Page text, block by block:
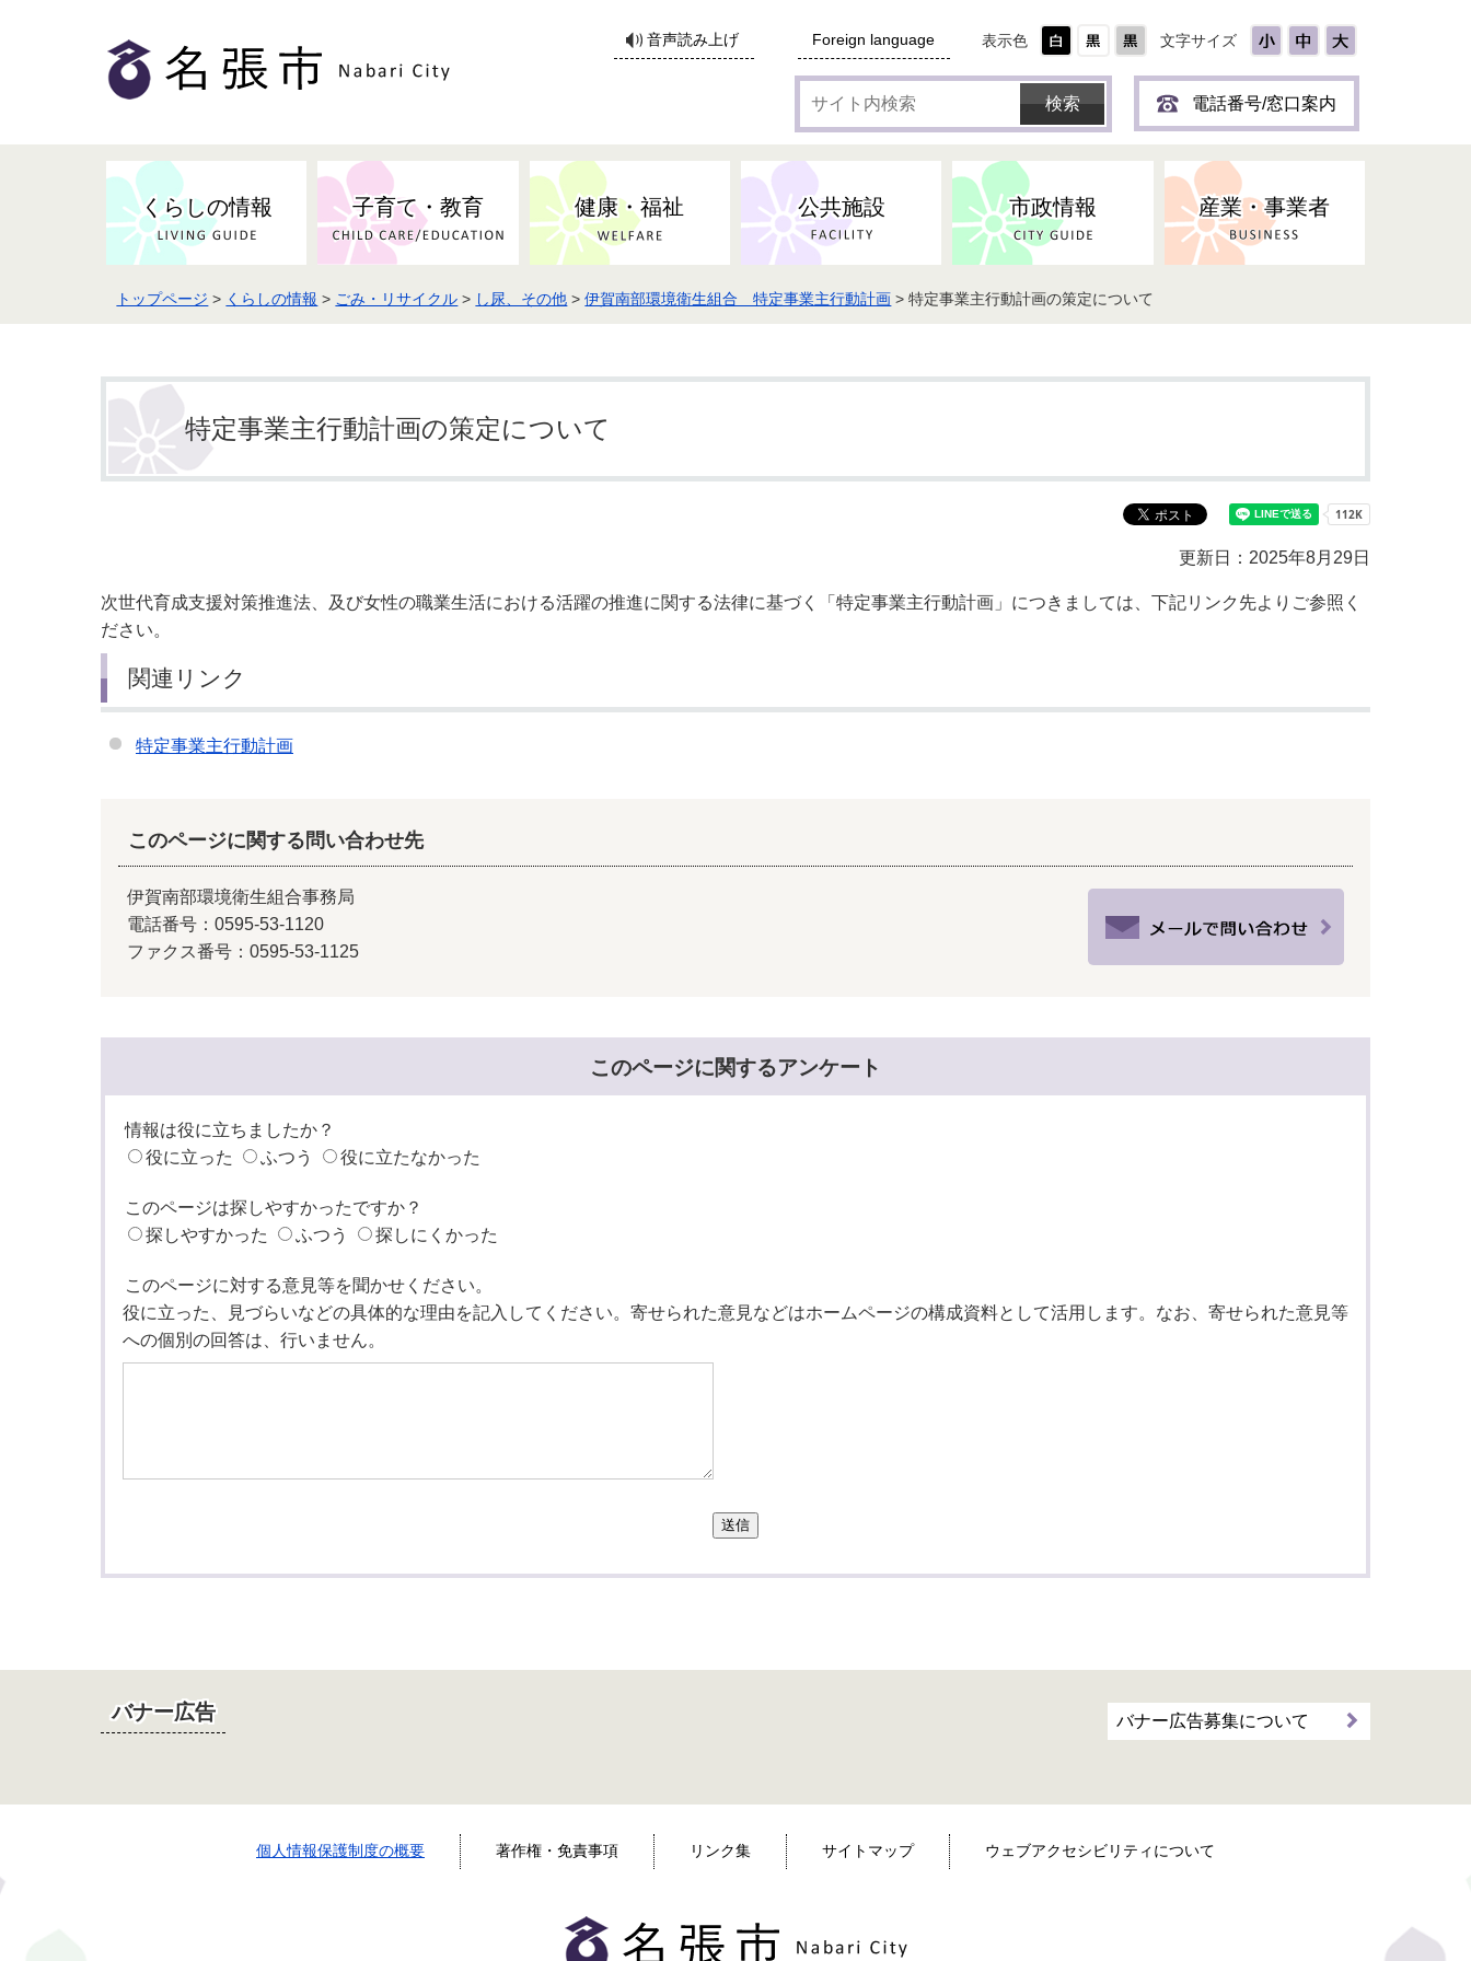
音声読み上げ Foreign language 表示色 文字サイズ
イ
ト
検
索
電話番号/窓口案内
くらしの情報
届出・証明 税 ごみ・リサイクル 環境・ペット・蜂等
斎場・墓園・墓地 住宅 水道・下水道 道路・交通・公園・都市計画
防災・防犯・消防・行方不明
子育て・教育
子育てにかかる各種手当／ひとり
保育所(園)・幼稚園・認定こども
小中一貫教育・コミュニティスク
健康・福祉
健康・検（健）診・予防接種 地域福祉 高齢者福祉
スポーツ 保険・年金・医療助成 生活保護 戦傷・戦没者
公共施設
地域医療 防災・消防 子育て・教育
市民センター・市民活動・交流施
設
市政情報
市の条例・計画・方針 監査 記者会見
市政へのご意見 施設見学会 非核平和事業 選挙
市の人事・職員採用
市の窓口一覧
市の行財政 市のプロフィール 市有財産売却・公売・貸付 オープンデータ
公民連携
産業・事業者
事業者の方へお知らせ 各種広告・協賛のご案内 事業系ごみ・廃棄物 防災協力事業所登録制度
入札・契約 税金 建築開発等 商工業
トップページ > くらしの情報 > ごみ・リサイクル > し尿、その他 >伊賀南部環境衛生組合 特定事業主行動計画 > 特定事業主行動計画の策定について
特定事業主行動計画の策定について
更新日：2025年8月29日
次世代育成支援対策推進法、及び女性の職業生活における活躍の推進に関する法律に基づく「特定事業主行動計画」につきましては、下記リンク先よりご参照く
ださい。
関連リンク
特定事業主行動計画
このページに関する問い合わせ先
伊賀南部環境衛生組合事務局
電話番号：0595-53-1120
ファクス番号：0595-53-1125
このページに関するアンケート
情報は役に立ちましたか？
役に立った
ふつう 役に立たなかった
このページは探しやすかったですか？
探しやすかった
ふつう 探しにくかった
このページに対する意見等を聞かせください。
役に立った、見づらいなどの具体的な理由を記入してください。寄せられた意見などはホームページの構成資料として活用します。なお、寄せられた意見等
への個別の回答は、行いません。
送信
バナー広告 バナー広告募集について
個人情報保護制度の概要 著作権・免責事項 リンク集 サイトマップ ウェブアクセシビリティについて